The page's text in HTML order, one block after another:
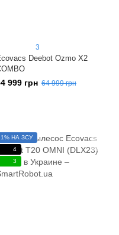
3
Deebot Ozmo X2
999 грн 64 999 грн
1% НА ЗСУ
4
3